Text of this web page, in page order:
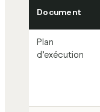
Document
Plan
d’exécution